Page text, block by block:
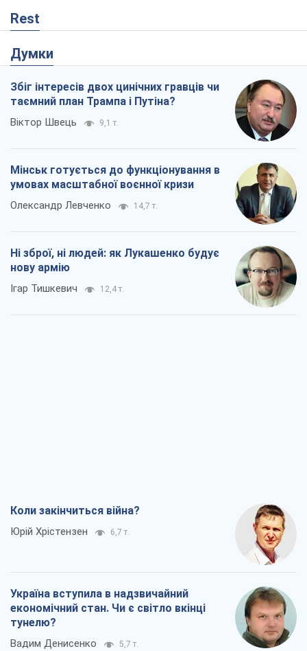
Rest
Думки
Збіг інтересів двох цинічних гравців чи
таємний план Трампа і Путіна?
Віктор Швець 9,1 т.
Мінськ готується до функціонування в
умовах масштабної воєнної кризи
Олександр Левченко 14,7 т.
Ні зброї, ні людей: як Лукашенко будує
нову армію
Ігар Тишкевич 12,4 т.
Коли закінчиться війна?
Юрій Хрістензен 6,7 т.
Україна вступила в надзвичайний
економічний стан. Чи є світло вкінці
тунелю?
Вадим Денисенко 5,7 т.